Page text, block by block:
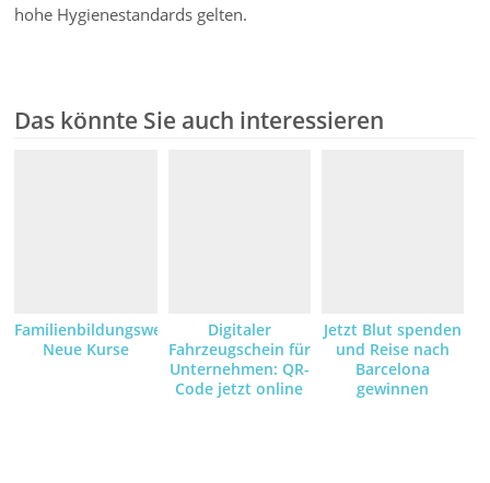
hohe Hygienestandards gelten.
Das könnte Sie auch interessieren
Familienbildungswerk:
Neue Kurse
Digitaler
Fahrzeugschein für
Unternehmen: QR-
Code jetzt online
Jetzt Blut spenden
und Reise nach
Barcelona
gewinnen